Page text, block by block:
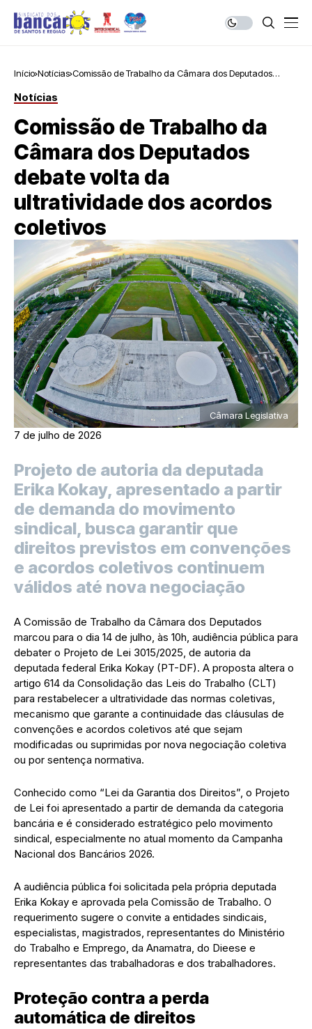
Início Notícias Comissão de Trabalho da Câmara dos Deputados
Notícias
Comissão de Trabalho da
Câmara dos Deputados
debate volta da
ultratividade dos acordos
coletivos
Câmara Legislativa
7 de julho de 2026
Projeto de autoria da deputada
Erika Kokay, apresentado a partir
de demanda do movimento
sindical, busca garantir que
direitos previstos em convenções
e acordos coletivos continuem
válidos até nova negociação
A Comissão de Trabalho da Câmara dos Deputados
marcou para o dia 14 de julho, às 10h, audiência pública para
debater o Projeto de Lei 3015/2025, de autoria da
deputada federal Erika Kokay (PT-DF). A proposta altera o
artigo 614 da Consolidação das Leis do Trabalho (CLT)
para restabelecer a ultratividade das normas coletivas,
mecanismo que garante a continuidade das cláusulas de
convenções e acordos coletivos até que sejam
modificadas ou suprimidas por nova negociação coletiva
ou por sentença normativa.
Conhecido como “Lei da Garantia dos Direitos”, o Projeto
de Lei foi apresentado a partir de demanda da categoria
bancária e é considerado estratégico pelo movimento
sindical, especialmente no atual momento da Campanha
Nacional dos Bancários 2026.
A audiência pública foi solicitada pela própria deputada
Erika Kokay e aprovada pela Comissão de Trabalho. O
requerimento sugere o convite a entidades sindicais,
especialistas, magistrados, representantes do Ministério
do Trabalho e Emprego, da Anamatra, do Dieese e
representantes das trabalhadoras e dos trabalhadores.
Proteção contra a perda
automática de direitos